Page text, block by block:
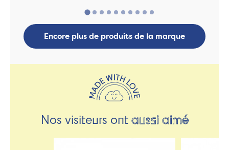
Encore plus de produits de la marque
Nos visiteurs ontaussi aimé